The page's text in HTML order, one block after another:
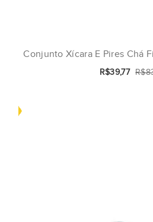
Conjunto Xícara E Pires Chá
R$39,77